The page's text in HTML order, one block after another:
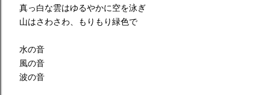
真っ白な雲はゆるやかに空を泳ぎ
山はさわさわ、もりもり緑色で
水の音
風の音
波の音